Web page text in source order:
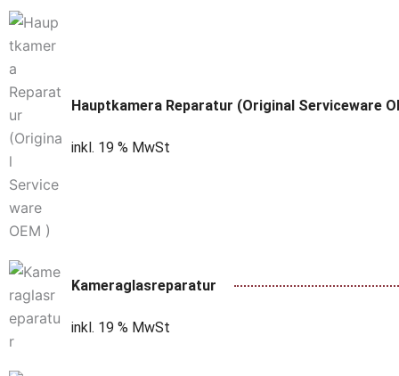
Hauptkamera Reparatur (Original Serviceware
inkl. 19 % MwSt
Kameraglasreparatur
inkl. 19 % MwSt